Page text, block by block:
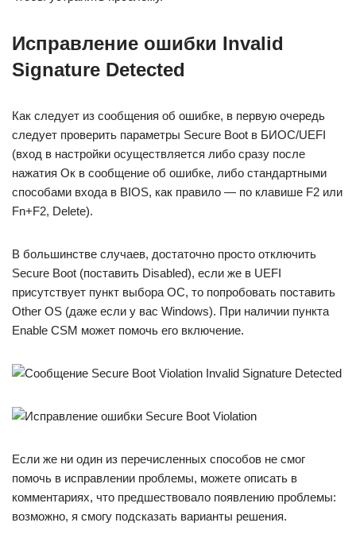
Исправление ошибки Invalid
Signature Detected
Как следует из сообщения об ошибке, в первую очередь
следует проверить параметры Secure Boot в БИОС/UEFI
(вход в настройки осуществляется либо сразу после
нажатия Ок в сообщение об ошибке, либо стандартными
способами входа в BIOS, как правило — по клавише F2 или
Fn+F2, Delete).
В большинстве случаев, достаточно просто отключить
Secure Boot (поставить Disabled), если же в UEFI
присутствует пункт выбора ОС, то попробовать поставить
Other OS (даже если у вас Windows). При наличии пункта
Enable CSM может помочь его включение.
Если же ни один из перечисленных способов не смог
помочь в исправлении проблемы, можете описать в
комментариях, что предшествовало появлению проблемы:
возможно, я смогу подсказать варианты решения.